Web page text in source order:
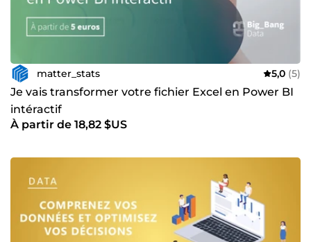
matter_stats 5,0 (5)
Je vais transformer votre fichier Excel en Power BI
intéractif
À partir de 18,82 $US